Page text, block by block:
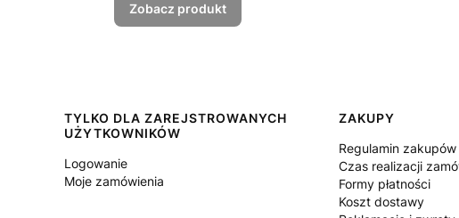
Zobacz produkt
Linki w stopce
TYLKO DLA ZAREJSTROWANYCH
UŻYTKOWNIKÓW
Logowanie
Moje zamówienia
ZAKUPY
Regulamin zakupów
Czas realizacji
Formy płatności
Koszt dostawy